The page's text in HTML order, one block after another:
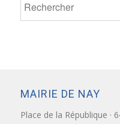
MAIRIE DE NAY
Place de la République ·